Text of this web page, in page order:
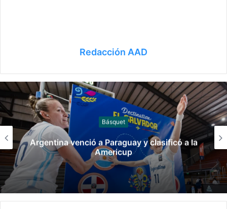
Redacción AAD
Básquet
Argentina venció a Colombia en el debut del
Sudamericano de básquet